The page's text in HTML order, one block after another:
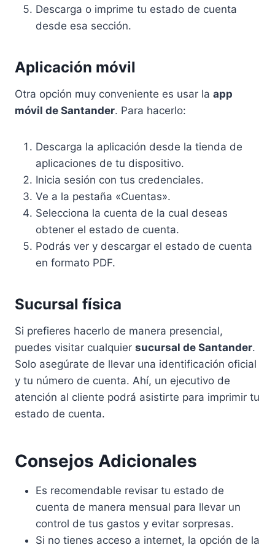
Descarga o imprime tu estado de cuenta
desde esa sección.
Aplicación móvil
Otra opción muy conveniente es usar la app
móvil de Santander. Para hacerlo:
Descarga la aplicación desde la tienda de
aplicaciones de tu dispositivo.
Inicia sesión con tus credenciales.
Ve a la pestaña «Cuentas».
Selecciona la cuenta de la cual deseas
obtener el estado de cuenta.
Podrás ver y descargar el estado de cuenta
en formato PDF.
Sucursal física
Si prefieres hacerlo de manera presencial,
puedes visitar cualquier sucursal de Santander.
Solo asegúrate de llevar una identificación oficial
y tu número de cuenta. Ahí, un ejecutivo de
atención al cliente podrá asistirte para imprimir tu
estado de cuenta.
Consejos Adicionales
Es recomendable revisar tu estado de
cuenta de manera mensual para llevar un
control de tus gastos y evitar sorpresas.
Si no tienes acceso a internet, la opción de la